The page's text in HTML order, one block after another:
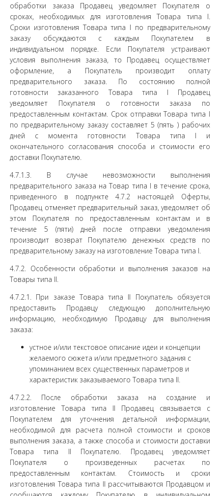
обработки заказа Продавец уведомляет Покупателя о
сроках, необходимых для изготовления Товара типа I.
Сроки изготовления Товара типа I по предварительному
заказу обсуждаются с каждым Покупателем в
индивидуальном порядке. Если Покупателя устраивают
условия выполнения заказа, то Продавец осуществляет
оформление, а Покупатель производит оплату
предварительного заказа. По состоянию полной
готовности заказанного Товара типа I Продавец
уведомляет Покупателя о готовности заказа по
предоставленным контактам. Срок отправки Товара типа I
по предварительному заказу составляет 5 (пять ) рабочих
дней с момента готовности Товара типа I и
окончательного согласования способа и стоимости его
доставки Покупателю.
4.7.1.3. В случае невозможности выполнения
предварительного заказа на Товар типа I в течение срока,
приведенного в подпункте 4.7.2 настоящей Оферты,
Продавец отменяет предварительный заказ, уведомляет об
этом Покупателя по предоставленным контактам и в
течение 5 (пяти) дней после отправки уведомления
производит возврат Покупателю денежных средств по
предварительному заказу на изготовление Товара типа I.
4.7.2. Особенности обработки и выполнения заказов на
Товары типа II.
4.7.2.1. При заказе Товара типа II Покупатель обязуется
предоставить Продавцу следующую дополнительную
информацию, необходимую Продавцу для выполнения
заказа:
устное и/или текстовое описание идеи и концепции
желаемого сюжета и/или предметного задания с
упоминанием всех существенных параметров и
характеристик заказываемого Товара типа II.
4.7.2.2. После обработки заказа на создание и
изготовление Товара типа II Продавец связывается с
Покупателем для уточнения детальной информации,
необходимой для расчета полной стоимости и сроков
выполнения заказа, а также способа и стоимости доставки
Товара типа II Покупателю. Продавец уведомляет
Покупателя о произведенных расчетах по
предоставленным контактам. Стоимость и сроки
изготовления Товара типа II рассчитываются Продавцом и